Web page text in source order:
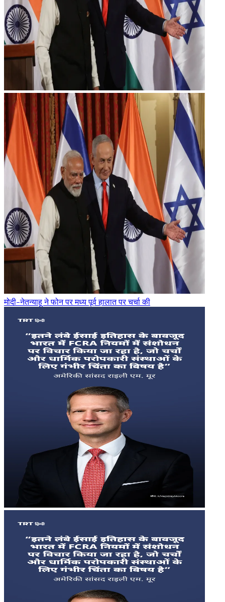
मोदी-नेतन्याहू ने फोन पर मध्य पूर्व हालात पर चर्चा की